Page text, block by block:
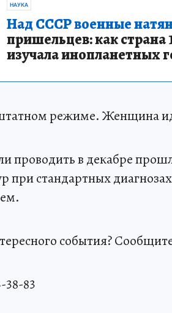
НАУКА
Над СССР военные
пришельцев: как страна
изучала инопланетных
режиме. Женщина
проводить в декабре
при стандартных
события?
38-83